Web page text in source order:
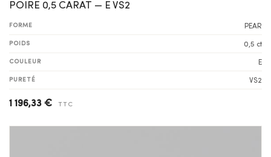
POIRE 0,5 CARAT — E VS2
FORME PEAR
POIDS 0,5 ct
COULEUR E
PURETÉ VS2
1 196,33 € TTC